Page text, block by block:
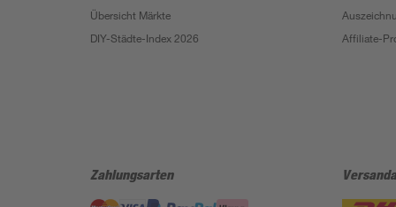
Übersicht Märkte
DIY-Städte-Index 2026
Affiliate-
Zahlungsarten